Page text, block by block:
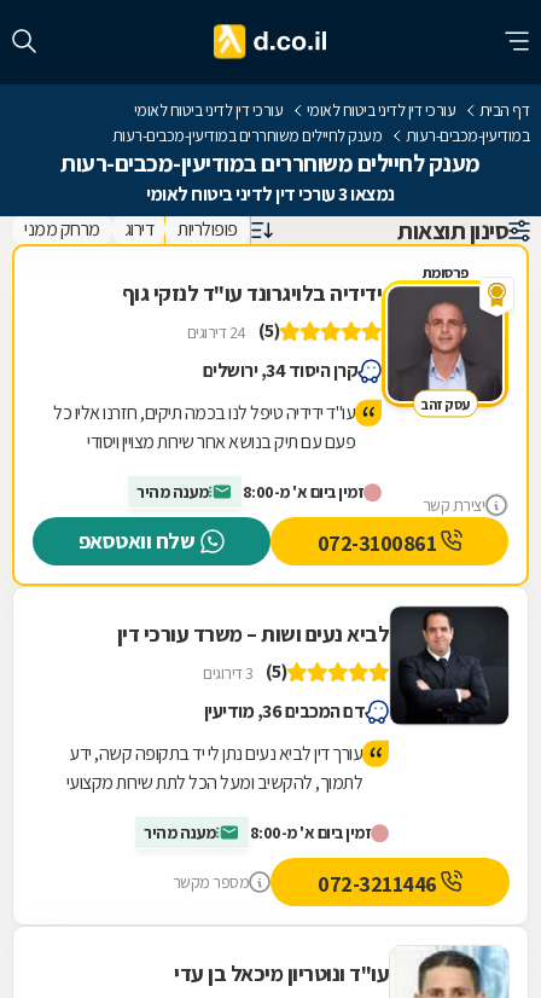
דף הבית עורכי דין לדיני ביטוח לאומי
עורכי דין לדיני ביטוח לאומי
במודיעין-מכבים-רעות
מענק לחיילים משוחררים במודיעין-מכבים-רעות
מענק לחיילים משוחררים במודיעין-מכבים-רעות
נמצאו 3 עורכי דין לדיני ביטוח לאומי
סינון תוצאות פופולריות דירוג מרחק ממני
פרסומת
עסק זהב
יצירת קשר
ידידיה בלויגרונד עו"ד לנזקי גוף
(5) 24 דירוגים
קרן היסוד 34, ירושלים
עו"ד ידידיה טיפל לנו בכמה תיקים, חזרנו אליו כל
פעם עם תיק בנושא אחר שירות מצויין ויסודי
זמין ביום א' מ-8:00 מענה מהיר
שלח וואטסאפ
לביא נעים ושות – משרד עורכי דין
(5) 3 דירוגים
דם המכבים 36, מודיעין
עורך דין לביא נעים נתן לי יד בתקופה קשה, ידע
לתמוך, להקשיב ומעל הכל לתת שירות מקצועי
זמין ביום א' מ-8:00 מענה מהיר
מספר מקשר
עו"ד ונוטריון מיכאל בן עדי